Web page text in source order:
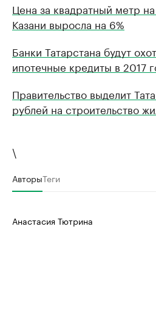
Цена за квадратный метр
Казани выросла на 6%
Банки Татарстана будут
ипотечные кредиты в 2017
Правительство выделит
рублей на строительство
\
АвторыТеги
Анастасия Тютрина